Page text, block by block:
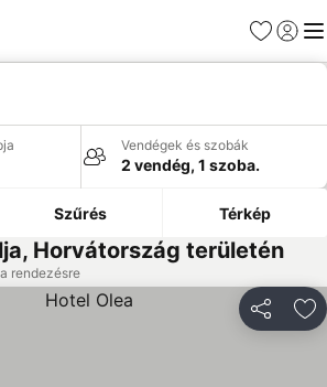
Kedvencek
Vendégek és szobák
2 vendég, 1 szoba.
Szűrés Térkép
Horvátország területén
rendezésre